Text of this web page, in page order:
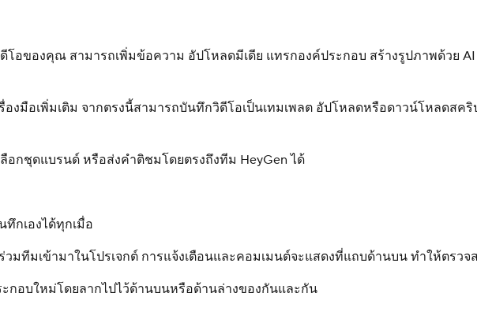
อของคุณ สามารถเพิ่มข้อความ อัปโหลดมีเดีย แทรกองค์ประกอบ สร้างรูปภาพด้วย
องมือเพิ่มเติม จากตรงนี้สามารถบันทึกวิดีโอเป็นเทมเพลต อัปโหลดหรือดาวน์โหลดสค
อกชุดแบรนด์ หรือส่งคำติชมโดยตรงถึงทีม HeyGen ได้
กเองได้ทุกเมื่อ
มทีมเข้ามาในโปรเจกต์ การแจ้งเตือนและคอมเมนต์จะแสดงที่แถบด้านบน ทำให้ตรวจ
ะกอบใหม่โดยลากไปไว้ด้านบนหรือด้านล่างของกันและกัน